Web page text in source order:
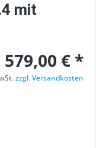
mit
579,00 € *
zzgl. Versandkosten